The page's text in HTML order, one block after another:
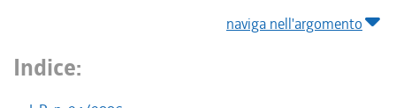
naviga nell'argomento
Indice: